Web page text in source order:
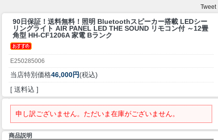
Tweet
90日保証！送料無料！ 照明 Bluetoothスピーカー搭載 LEDシー
リングライト AIR PANEL LED THE SOUND リモコン付 ～12畳
角型 HH-CF1206A 家電 Bランク
E250285006
当店特別価格46,000円(税込)
[ 送料込 ]
申し訳ございません。ただいま在庫がございません。
商品説明